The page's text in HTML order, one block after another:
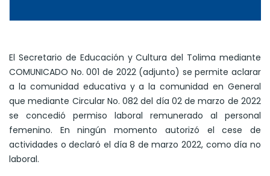
El Secretario de Educación y Cultura del Tolima mediante
COMUNICADO No. 001 de 2022 (adjunto) se permite aclarar
a la comunidad educativa y a la comunidad en General
que mediante Circular No. 082 del día 02 de marzo de 2022
se concedió permiso laboral remunerado al personal
femenino. En ningún momento autorizó el cese de
actividades o declaró el día 8 de marzo 2022, como día no
laboral.